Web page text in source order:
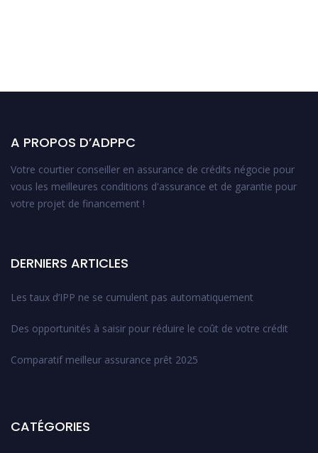
A PROPOS D’ADPPC
Votre courtier conseiller en assurance de crédits négocie pour
vous les meilleures conditions d'assurance et de garantie pour
votre projet de financement !
DERNIERS ARTICLES
Les taux d’IPP ne se cumulent pas automatiquement
Des opportunités à saisir pour réduire le coût de votre crédit
Comparatif meilleur assurance prêt 2025
CATÉGORIES